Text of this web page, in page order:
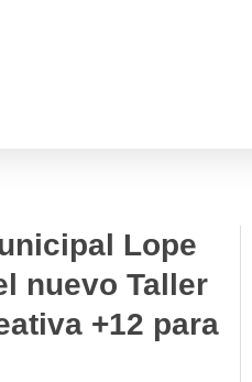
Lope
nuevo Taller
+12 para